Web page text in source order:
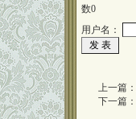
数0
用户名：
上一篇：
下一篇：